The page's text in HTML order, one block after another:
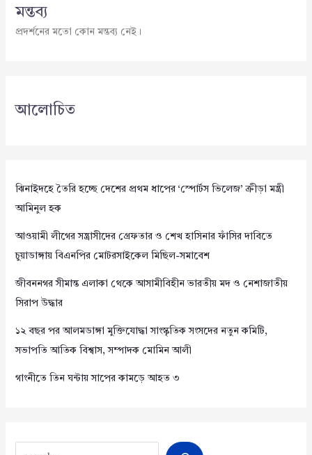
মন্তব্য
প্রদর্শনের মতো কোন মন্তব্য নেই।
আলোচিত
ঝিনাইদহে তৈরি হচ্ছে দেশের প্রথম ধাপের ‘স্পোর্টস ভিলেজ’ ক্রীড়া মন্ত্রী
আমিনুল হক
আওয়ামী লীগের সন্ত্রাসীদের গ্রেফতার ও শেখ হাসিনার ফাঁসির দাবিতে
চুয়াডাঙ্গায় বিএনপির মোটরসাইকেল মিছিল-সমাবেশ
জীবননগর সীমান্ত এলাকা থেকে আসামীবিহীন ভারতীয় মদ ও নেশাজাতীয়
সিরাপ উদ্ধার
১২ বছর পর আলমডাঙ্গা মুক্তিযোদ্ধা সাংস্কৃতিক সংসদের নতুন কমিটি,
সভাপতি আতিক বিশ্বাস, সম্পাদক মোমিন আলী
গাংনীতে তিন ঘন্টায় সাপের কামড়ে আহত ৩